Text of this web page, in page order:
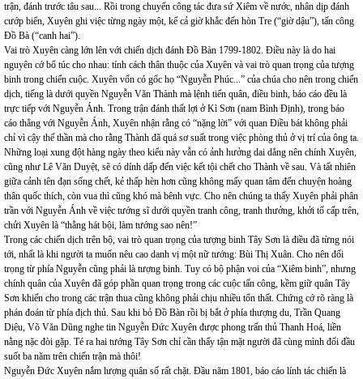
trận, đánh trước tâu sau... Rồi trong chuyến công tác đưa sứ Xiêm về nước, nhân dịp đánh
cướp biển, Xuyên ghi việc từng ngày một, kể cả giờ khắc đến hòn Tre (“giờ dậu”), tấn công
Đồ Bà (“canh hai”).
Vai trò Xuyên càng lớn lên với chiến dịch đánh Đồ Bàn 1799-1802. Điều này là do hai
nguyên cớ bổ túc cho nhau: tính cách thân thuộc của Xuyên và vai trò quan trọng của tượng
binh trong chiến cuộc. Xuyên vốn có gốc họ “Nguyễn Phúc...” của chúa cho nên trong chiến
dịch, tiếng là dưới quyền Nguyễn Văn Thành mà lệnh tiến quân, điều binh, báo cáo đều là
trực tiếp với Nguyễn Ánh. Trong trận đánh thất lợi ở Kì Sơn (nam Bình Định), trong báo
cáo thẳng với Nguyễn Ánh, Xuyên nhận rằng có “nặng lời” với quan Điều bát không phải
chỉ vì cậy thế thần mà cho rằng Thành đã quá sơ suất trong việc phòng thủ ở vị trí của ông ta.
Những loại xung đột hàng ngày theo kiểu này vẫn có ảnh hưởng dai dẳng nên chính Xuyên,
cũng như Lê Văn Duyệt, sẽ có dính dấp đến việc kết tội chết cho Thành về sau. Và tất nhiên
giữa cảnh tên đạn sống chết, kẻ thấp hèn hơn cũng không mấy quan tâm đến chuyện hoàng
thân quốc thích, còn vua thì cũng khó mà bênh vực. Cho nên chúng ta thấy Xuyên phải phân
trần với Nguyễn Ánh về việc tướng sĩ dưới quyền tranh công, tranh thưởng, khởi tố cấp trên,
chửi Xuyên là “thằng hát bội, làm tướng sao nên!”
Trong các chiến dịch trên bộ, vai trò quan trọng của tượng binh Tây Sơn là điều đã từng nói
tới, nhất là khi người ta muốn nêu cao danh vị một nữ tướng: Bùi Thị Xuân. Cho nên đối
trọng từ phía Nguyễn cũng phải là tượng binh. Tuy có bộ phận voi của “Xiêm binh”, nhưng
chính quân của Xuyên đã góp phần quan trọng trong các cuộc tấn công, kềm giữ quân Tây
Sơn khiến cho trong các trận thua cũng không phải chịu nhiều tổn thất. Chứng cớ rõ ràng là
phán đoán từ phía địch thủ. Sau khi bỏ Đồ Bàn rồi bị bắt ở phía thượng du, Trần Quang
Diệu, Võ Văn Dũng nghe tin Nguyễn Đức Xuyên được phong trấn thủ Thanh Hoá, liền
nằng nặc đòi gặp. Té ra hai tướng Tây Sơn chỉ cần thấy tận mặt người đã cùng mình đối đầu
suốt ba năm trên chiến trận mà thôi!
Nguyễn Đức Xuyên nắm lượng quân số rất chặt. Đầu năm 1801, báo cáo lính tác chiến là